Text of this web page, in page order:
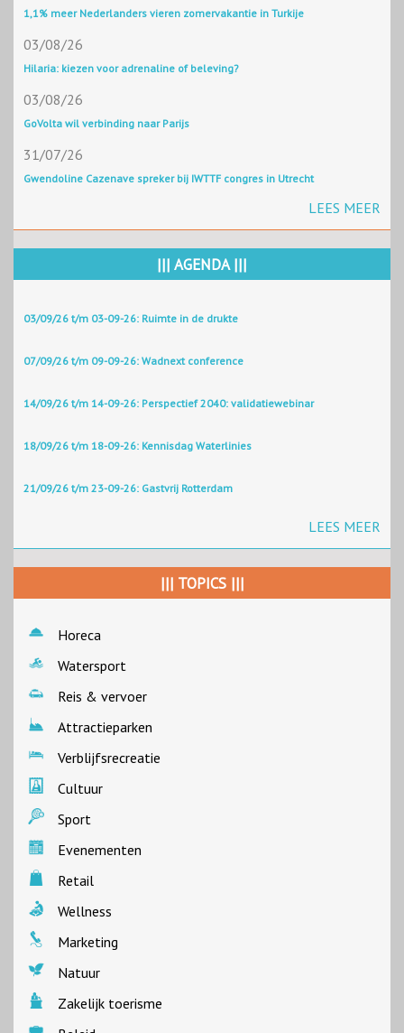
1,1% meer Nederlanders vieren zomervakantie in Turkije
03/08/26
Hilaria: kiezen voor adrenaline of beleving?
03/08/26
GoVolta wil verbinding naar Parijs
31/07/26
Gwendoline Cazenave spreker bij IWTTF congres in Utrecht
LEES MEER
||| AGENDA |||
03/09/26 t/m 03-09-26: Ruimte in de drukte
07/09/26 t/m 09-09-26: Wadnext conference
14/09/26 t/m 14-09-26: Perspectief 2040: validatiewebinar
18/09/26 t/m 18-09-26: Kennisdag Waterlinies
21/09/26 t/m 23-09-26: Gastvrij Rotterdam
LEES MEER
||| TOPICS |||
Horeca
Watersport
Reis & vervoer
Attractieparken
Verblijfsrecreatie
Cultuur
Sport
Evenementen
Retail
Wellness
Marketing
Natuur
Zakelijk toerisme